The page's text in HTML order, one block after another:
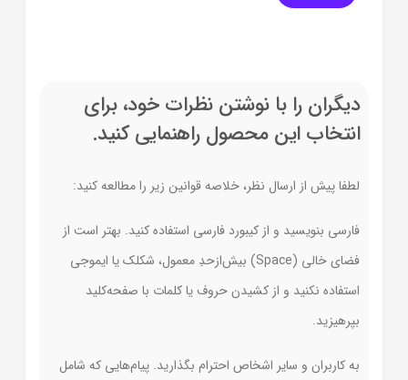
دیگران را با نوشتن نظرات خود، برای
انتخاب این محصول راهنمایی کنید.
لطفا پیش از ارسال نظر، خلاصه قوانین زیر را مطالعه کنید:
فارسی بنویسید و از کیبورد فارسی استفاده کنید. بهتر است از
فضای خالی (Space) بیش‌از‌حدِ معمول، شکلک یا ایموجی
استفاده نکنید و از کشیدن حروف یا کلمات با صفحه‌کلید
بپرهیزید.
به کاربران و سایر اشخاص احترام بگذارید. پیام‌هایی که شامل